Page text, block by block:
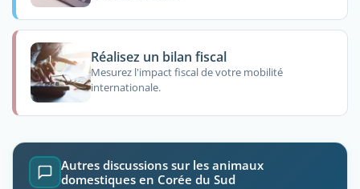
Réalisez un bilan fiscal
Mesurez l'impact fiscal de votre mobilité
internationale.
Autres discussions sur les animaux
domestiques en Corée du Sud